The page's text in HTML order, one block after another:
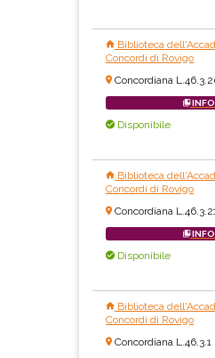
Biblioteca
Concordi di Rovigo
Concordiana
INFO
Disponibile
Biblioteca
Concordi di Rovigo
Concordiana
INFO
Disponibile
Biblioteca
Concordi di Rovigo
Concordiana L.46.3.1